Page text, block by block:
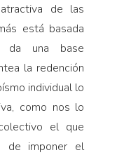
de las
está basada
una base
la redención
individual lo
como nos lo
el que
de imponer el